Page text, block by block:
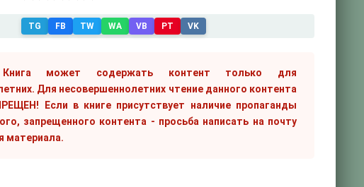
TG FB TW WA VB PT VK
Книга может содержать контент только для
Для несовершеннолетних чтение данного контента
Если в книге присутствует наличие пропаганды
запрещенного контента - просьба написать на почту
материала.